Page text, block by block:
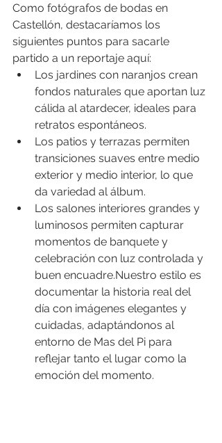
Como fotógrafos de bodas en
Castellón, destacaríamos los
siguientes puntos para sacarle
partido a un reportaje aquí:
Los jardines con naranjos crean
fondos naturales que aportan luz
cálida al atardecer, ideales para
retratos espontáneos.
Los patios y terrazas permiten
transiciones suaves entre medio
exterior y medio interior, lo que
da variedad al álbum.
Los salones interiores grandes y
luminosos permiten capturar
momentos de banquete y
celebración con luz controlada y
buen encuadre.Nuestro estilo es
documentar la historia real del
día con imágenes elegantes y
cuidadas, adaptándonos al
entorno de Mas del Pi para
reflejar tanto el lugar como la
emoción del momento.